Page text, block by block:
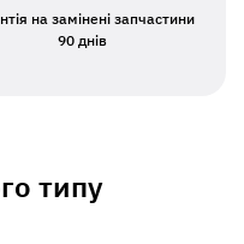
на замінені запчастини
90 днів
типу